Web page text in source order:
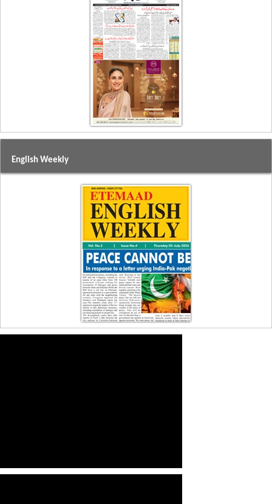
English Weekly